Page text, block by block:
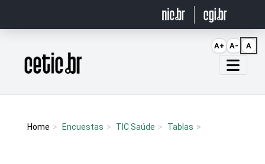
Página inicial
Home Encuestas TIC Saúde Tablas
A+ A- A